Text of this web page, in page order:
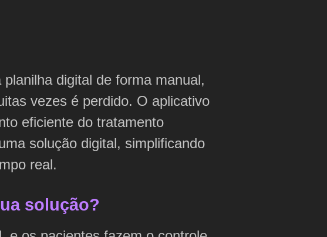
digital de forma manual,
vezes é perdido. O aplicativo
eficiente do tratamento
solução digital, simplificando
real.
solução?